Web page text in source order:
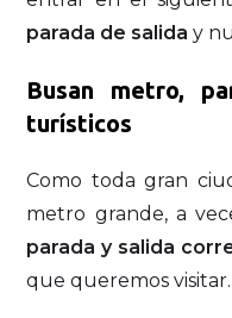
parada de salida y
Busan metro,
turísticos
Como toda gran
metro grande, a
parada y salida
que queremos visitar.